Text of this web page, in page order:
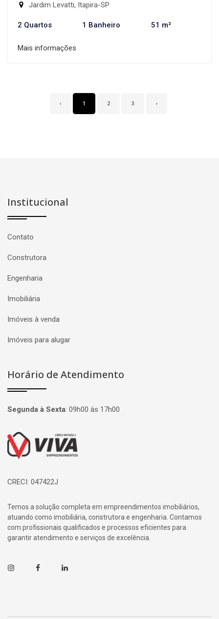
Jardim Levatti, Itapira-SP
2 Quartos 1 Banheiro 51 m²
Mais informações
‹ 1 2 3 ›
Institucional
Contato
Construtora
Engenharia
Imobiliária
Imóveis à venda
Imóveis para alugar
Horário de Atendimento
Segunda à Sexta: 09h00 às 17h00
Página inicial
CRECI: 047422J
Temos a solução completa em empreendimentos imobiliários,
atuando como imobiliária, construtora e engenharia. Contamos
com profissionais qualificados e processos eficientes para
garantir atendimento e serviços de excelência.
InstagramFacebookLinkedin